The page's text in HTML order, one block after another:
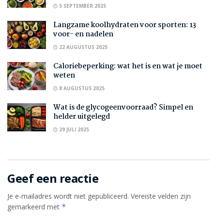
5 SEPTEMBER 2025
Langzame koolhydraten voor sporten: 13
voor- en nadelen
22 AUGUSTUS 2025
Caloriebeperking: wat het is en wat je moet
weten
8 AUGUSTUS 2025
Wat is de glycogeenvoorraad? Simpel en
helder uitgelegd
29 JULI 2025
Geef een reactie
Je e-mailadres wordt niet gepubliceerd. Vereiste velden zijn
gemarkeerd met *